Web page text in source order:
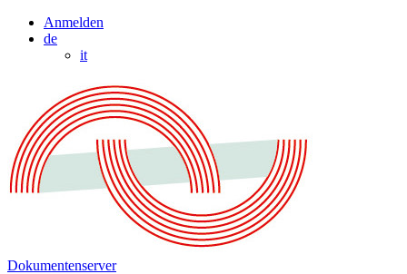
Anmelden
de
it
Dokumentenserver